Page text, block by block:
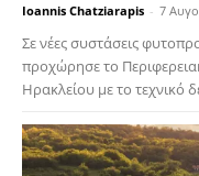
Ioannis Chatziarapis - 7
Σε νέες συστάσεις
προχώρησε το
Ηρακλείου με το τεχνικό